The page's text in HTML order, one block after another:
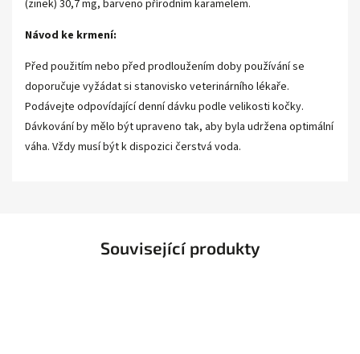
(zinek) 30,7 mg, barveno přírodním karamelem.
Návod ke krmení:
Před použitím nebo před prodloužením doby používání se
doporučuje vyžádat si stanovisko veterinárního lékaře.
Podávejte odpovídající denní dávku podle velikosti kočky.
Dávkování by mělo být upraveno tak, aby byla udržena optimální
váha. Vždy musí být k dispozici čerstvá voda.
Související produkty